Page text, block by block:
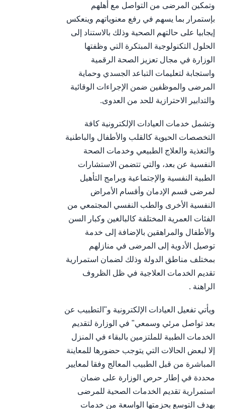
وتمكين المرضى من التواصل مع أهلهم
بإستمرار بما يسهم في رفع معنوياتهم وينعكس
إيجابيا على حالتهم الصحية وذلك بالاستناد إلى
الحلول التكنولوجية المبتكرة التي وظفتها
الوزارة في مجال تعزيز الصحة الرقمية
واستجابة لتعليمات التباعد الجسدي وحماية
المرضى والموظفين ضمن الإجراءات الوقائية
والتدابير الاحترازية للحد من العدوى.
وتشمل خدمات العيادات الإلكترونية كافة
التخصصات الحيوية كالقلب والأطفال والباطنية
والتغذية والعلاج الطبيعي وخدمات الصحة
النفسية عن بعد، والتي تتضمن الاستشارات
الطبية النفسية والإجتماعية وبرامج التأهيل
لمرضى قسم الإدمان وأقسام الأمراض
النفسية الأخرى والطب النفسي المجتمعي من
الفئات العمرية المختلفة كالبالغين وكبار السن
والأطفال والمراهقين بالإضافة إلى خدمة
توصيل الأدوية إلى المرضى في منازلهم
بمختلف مناطق الدولة وذلك لضمان استمرارية
تقديم الخدمات العلاجية في ظل الظروف
الراهنة .
ويأتي تفعيل العيادات الإلكترونية و"التطبيب عن
بعد تواصل مرئي وسمعي" في الوزارة لتقديم
الخدمات الطبية للملتزمين بالبقاء في المنزل
إلا لبعض الحالات التي يتوجب حضورها للمعاينة
المباشرة من قبل الطبيب المعالج وفقا لمعايير
محددة في إطار حرص الوزارة على ضمان
استمرارية تقديم الخدمات الصحية للمرضى
بهدف التوسع بحزمتها الواسعة من خدمات